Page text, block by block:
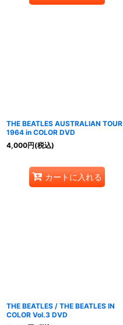
THE BEATLES AUSTRALIAN TOUR
1964 in COLOR DVD
4,000円(税込)
カートに入れる
THE BEATLES / THE BEATLES IN
COLOR Vol.3 DVD